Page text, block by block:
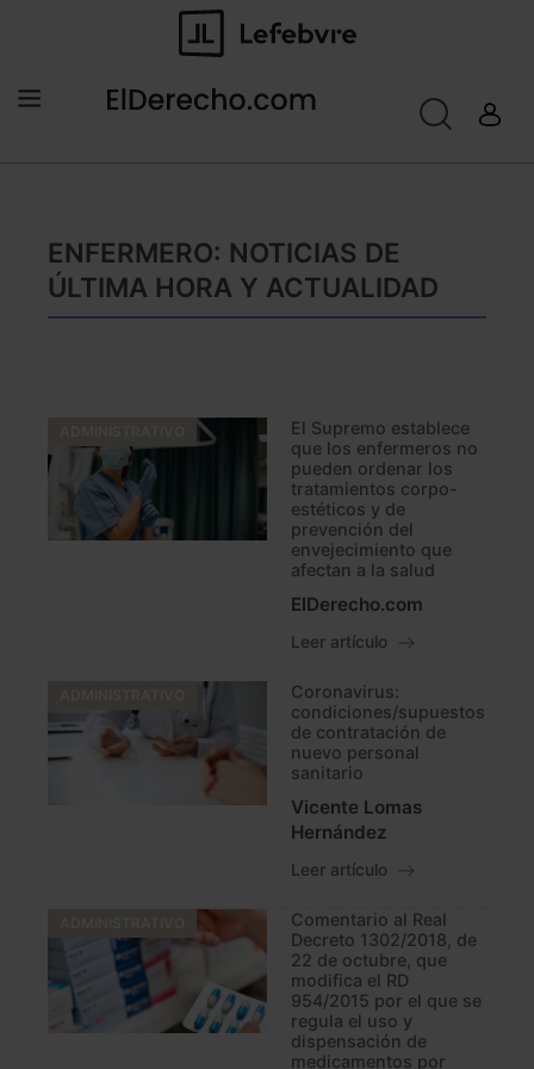
ENFERMERO: NOTICIAS DE
ÚLTIMA HORA Y ACTUALIDAD
El Supremo establece
que los enfermeros no
pueden ordenar los
tratamientos corpo-
estéticos y de
prevención del
envejecimiento que
afectan a la salud
ElDerecho.com
Leer artículo
Coronavirus:
condiciones/supuestos
de contratación de
nuevo personal
sanitario
Vicente Lomas
Hernández
Leer artículo
Comentario al Real
Decreto 1302/2018, de
22 de octubre, que
modifica el RD
954/2015 por el que se
regula el uso y
dispensación de
medicamentos por